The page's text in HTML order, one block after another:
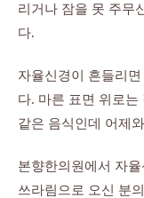
리거나 잠을 못 주무
다.
자율신경이 흔들리
다. 마른 표면 위로는
같은 음식인데 어제
본향한의원에서 자
쓰라림으로 오신 분